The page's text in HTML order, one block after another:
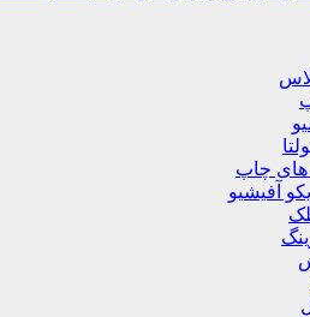
های چاپ
آفیشیو